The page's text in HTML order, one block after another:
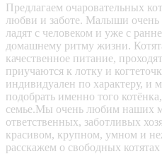
Предлагаем очаровательных
любви и заботе. Малыши очень
ладят с человеком и уже с
домашнему ритму жизни.
качественное питание,
приучаются к лотку и
индивидуален по характеру, и
подобрать именно того
семье.Мы очень любим наших
ответственных, заботливых
красивом, крупном, умном и
расскажем о свободных